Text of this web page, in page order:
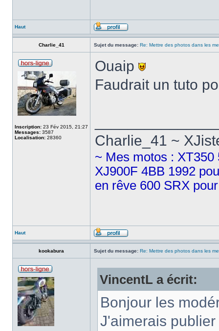
Haut
Charlie_41 Sujet du message: Re: Mettre des photos dans les
Inscription: 23 Fév 2015, 21:27
Messages: 3587
Localisation: 28360
Ouaip
Faudrait un tuto
Charlie_41 ~
~ Mes motos :
XJ900F 4BB 1992
en rêve 600 SRX
Haut
kookabura Sujet du message: Re: Mettre des photos dans les
VincentL a écrit:
Bonjour les
J'aimerais